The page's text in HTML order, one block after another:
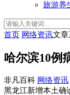
旅游养
首页 网络资讯文章
哈尔滨10例
非凡百科 网络资讯
黑龙江新增本土确